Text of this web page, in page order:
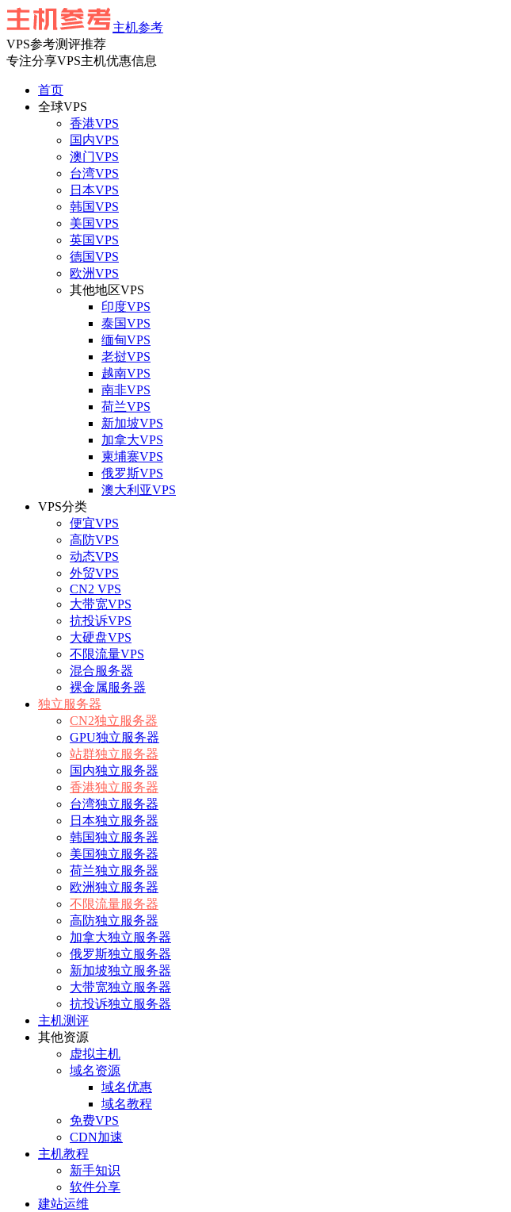
主机参考
VPS参考测评推荐
专注分享VPS主机优惠信息
首页
全球VPS
香港VPS
国内VPS
澳门VPS
台湾VPS
日本VPS
韩国VPS
美国VPS
英国VPS
德国VPS
欧洲VPS
其他地区VPS
印度VPS
泰国VPS
缅甸VPS
老挝VPS
越南VPS
南非VPS
荷兰VPS
新加坡VPS
加拿大VPS
柬埔寨VPS
俄罗斯VPS
澳大利亚VPS
VPS分类
便宜VPS
高防VPS
动态VPS
外贸VPS
CN2 VPS
大带宽VPS
抗投诉VPS
大硬盘VPS
不限流量VPS
混合服务器
裸金属服务器
独立服务器
CN2独立服务器
GPU独立服务器
站群独立服务器
国内独立服务器
香港独立服务器
台湾独立服务器
日本独立服务器
韩国独立服务器
美国独立服务器
荷兰独立服务器
欧洲独立服务器
不限流量服务器
高防独立服务器
加拿大独立服务器
俄罗斯独立服务器
新加坡独立服务器
大带宽独立服务器
抗投诉独立服务器
主机测评
其他资源
虚拟主机
域名资源
域名优惠
域名教程
免费VPS
CDN加速
主机教程
新手知识
软件分享
建站运维